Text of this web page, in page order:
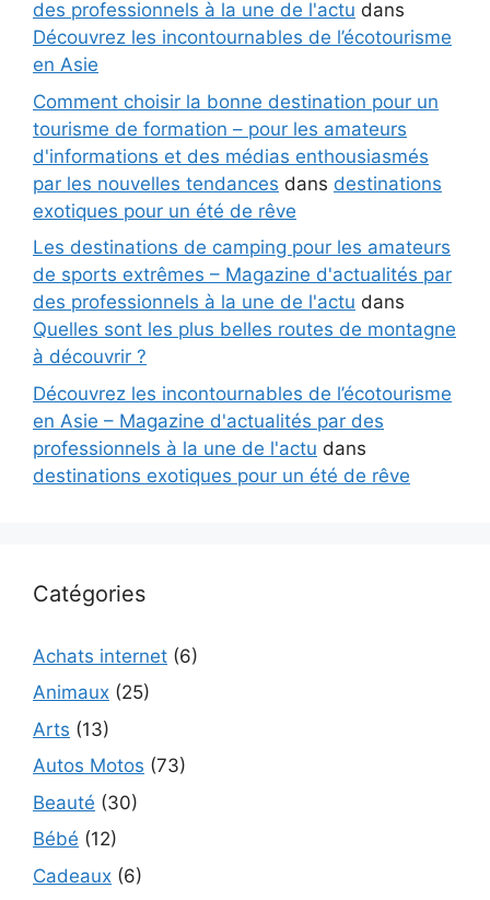
des professionnels à la une de l'actu dans
Découvrez les incontournables de l’écotourisme
en Asie
Comment choisir la bonne destination pour un
tourisme de formation – pour les amateurs
d'informations et des médias enthousiasmés
par les nouvelles tendances dans destinations
exotiques pour un été de rêve
Les destinations de camping pour les amateurs
de sports extrêmes – Magazine d'actualités par
des professionnels à la une de l'actu dans
Quelles sont les plus belles routes de montagne
à découvrir ?
Découvrez les incontournables de l’écotourisme
en Asie – Magazine d'actualités par des
professionnels à la une de l'actu dans
destinations exotiques pour un été de rêve
Catégories
Achats internet (6)
Animaux (25)
Arts (13)
Autos Motos (73)
Beauté (30)
Bébé (12)
Cadeaux (6)